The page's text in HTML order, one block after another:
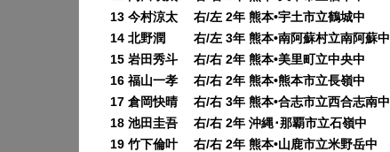
13 今村涼太 右/左 2年 熊本•宇土市立鶴城中
14 北野潤 右/左 3年 熊本•南阿蘇村立南阿蘇中
15 岩田秀斗 右/右 2年 熊本•美里町立中央中
16 福山一孝 右/右 2年 熊本•熊本市立長嶺中
17 倉岡快晴 右/右 3年 熊本•合志市立西合志南中
18 池田圭吾 右/右 2年 沖縄･那覇市立石嶺中
19 竹下倫叶 右/右 2年 熊本•山鹿市立米野岳中